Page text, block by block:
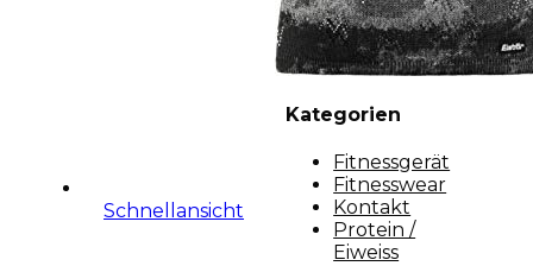
Schnellansicht
Kategorien
Fitnessgerät
Fitnesswear
Kontakt
Protein /
Eiweiss